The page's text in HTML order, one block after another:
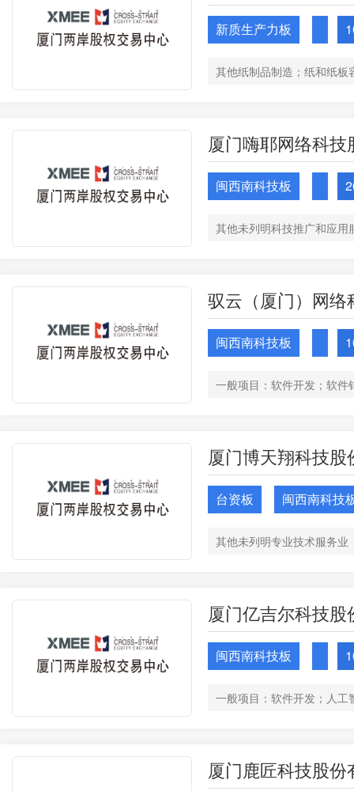
新质生产力板
厦门嗨耶网络科
闽西南科技板
其他未列明科技推广和应
驭云（厦门）网
闽西南科技板
厦门博天翔科技股
台资板 闽西南科技
厦门亿吉尔科技股
闽西南科技板
厦门鹿匠科技股份